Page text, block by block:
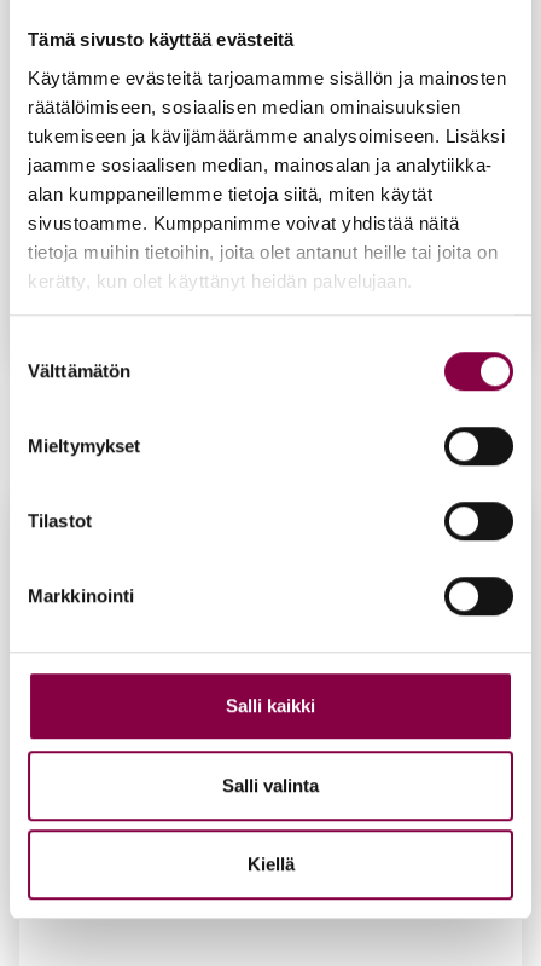
Tämä sivusto käyttää evästeitä
Käytämme evästeitä tarjoamamme sisällön ja mainosten
räätälöimiseen, sosiaalisen median ominaisuuksien
tukemiseen ja kävijämäärämme analysoimiseen. Lisäksi
jaamme sosiaalisen median, mainosalan ja analytiikka-
alan kumppaneillemme tietoja siitä, miten käytät
sivustoamme. Kumppanimme voivat yhdistää näitä
tietoja muihin tietoihin, joita olet antanut heille tai joita on
kerätty, kun olet käyttänyt heidän palvelujaan.
valinta
Välttämätön
Mieltymykset
Tilastot
Markkinointi
Salli kaikki
Salli valinta
Kiellä
Lauf­wun­der dia­bee­ti­kon jal­ka­voi­de 75 ml
Lisää ostoskoriin